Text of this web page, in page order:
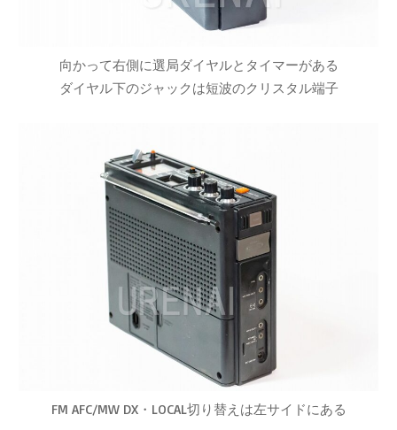
向かって右側に選局ダイヤルとタイマーがある
ダイヤル下のジャックは短波のクリスタル端子
FM AFC/MW DX・LOCAL切り替えは左サイドにある